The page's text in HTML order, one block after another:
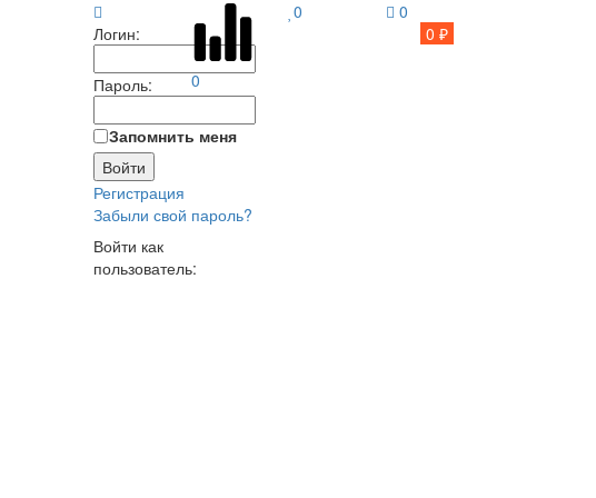
Логин:
Пароль:
Запомнить меня
Регистрация
Забыли свой пароль?
Войти как
пользователь:
0
0
0
0 ₽